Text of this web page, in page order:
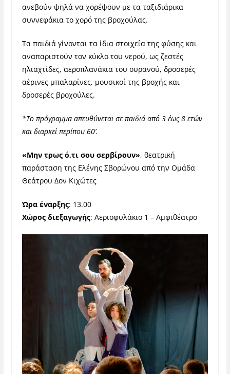
ανεβούν ψηλά να χορέψουν με τα ταξιδιάρικα
συννεφάκια το χορό της βροχούλας.
Τα παιδιά γίνονται τα ίδια στοιχεία της φύσης και
αναπαριστούν τον κύκλο του νερού, ως ζεστές
ηλιαχτίδες, αεροπλανάκια του ουρανού, δροσερές
αέρινες μπαλαρίνες, μουσικοί της βροχής και
δροσερές βροχούλες.
*Το πρόγραμμα απευθύνεται σε παιδιά από 3 έως 8 ετών
και διαρκεί περίπου 60’.
«Μην τρως ό,τι σου σερβίρουν», θεατρική
παράσταση της Ελένης Σβορώνου από την Ομάδα
Θεάτρου Δον Κιχώτες
Ώρα έναρξης: 13.00
Χώρος διεξαγωγής: Αεριοφυλάκιο 1 – Αμφιθέατρο